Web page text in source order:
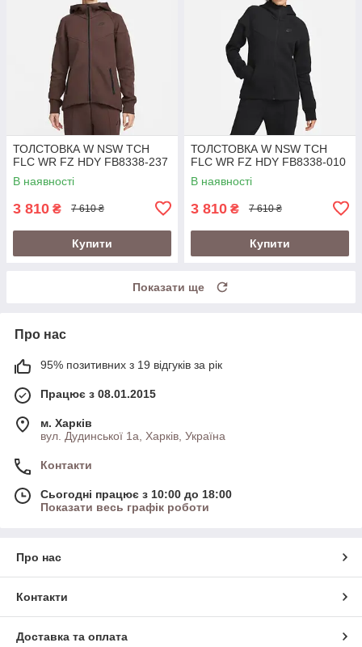
ТОЛСТОВКА W NSW TCH
FLC WR FZ HDY FB8338-237
В наявності
3 810 ₴ 7 610 ₴
Купити
ТОЛСТОВКА W NSW TCH
FLC WR FZ HDY FB8338-010
В наявності
3 810 ₴ 7 610 ₴
Купити
Показати ще
Про нас
95% позитивних з 19 відгуків за рік
Працює з 08.01.2015
м. Харків
вул. Дудинської 1а, Харків, Україна
Контакти
Сьогодні працює з 10:00 до 18:00
Показати весь графік роботи
Про нас
Контакти
Доставка та оплата